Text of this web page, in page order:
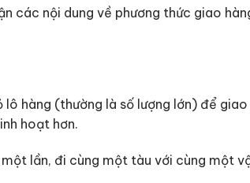
các nội dung về phương thức giao
lô hàng (thường là số lượng lớn) để
hoạt hơn.
lần, đi cùng một tàu với cùng một